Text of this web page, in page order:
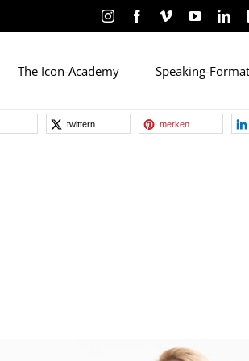
The Icon-Academy Speaking-
twittern merken